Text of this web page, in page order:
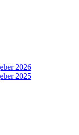
2026
2025